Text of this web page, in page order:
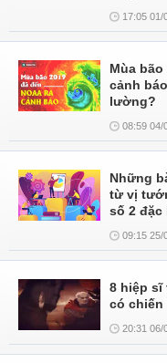
17:05 01/
Mùa
cảnh
lường?
08:59 04/
Những
từ vị
số 2 đặc
09:15 25/
8 hiệp sĩ
có chiến
20:31 06/